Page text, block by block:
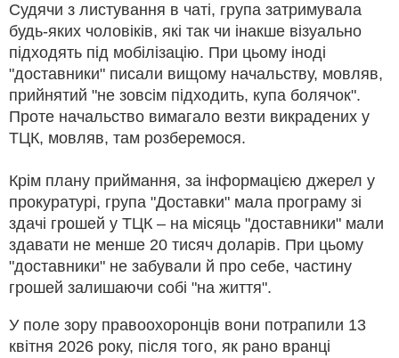
Судячи з листування в чаті, група затримувала
будь-яких чоловіків, які так чи інакше візуально
підходять під мобілізацію. При цьому іноді
"доставники" писали вищому начальству, мовляв,
прийнятий "не зовсім підходить, купа болячок".
Проте начальство вимагало везти викрадених у
ТЦК, мовляв, там розберемося.
Крім плану приймання, за інформацією джерел у
прокуратурі, група "Доставки" мала програму зі
здачі грошей у ТЦК – на місяць "доставники" мали
здавати не менше 20 тисяч доларів. При цьому
"доставники" не забували й про себе, частину
грошей залишаючи собі "на життя".
У поле зору правоохоронців вони потрапили 13
квітня 2026 року, після того, як рано вранці